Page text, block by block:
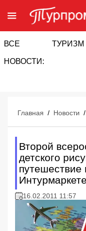
ВСЕ
НОВОСТИ:
ТУРИЗМ
Главная / Новости /
Второй
детского
путешествие
Интурмаркете
16.02.2011 11:57